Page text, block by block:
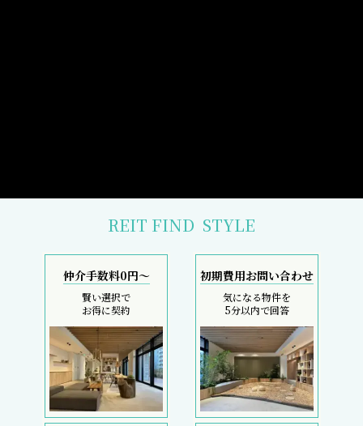
REIT FIND STYLE
仲介手数料0円～
賢い選択で
お得に契約
初期費用お問い合わせ
気になる物件を
5分以内で回答